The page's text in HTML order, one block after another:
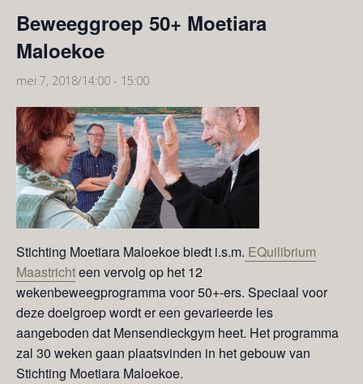
Beweeggroep 50+ Moetiara
Maloekoe
mei 7, 2018/14:00 - 15:00
Stichting Moetiara Maloekoe biedt i.s.m. EQuilibrium
Maastrichteen vervolg op het 12
wekenbeweegprogramma voor 50+-ers. Speciaal voor
deze doelgroep wordt er een gevarieerde les
aangeboden dat Mensendieckgym heet. Het programma
zal 30 weken gaan plaatsvinden in het gebouw van
Stichting Moetiara Maloekoe.